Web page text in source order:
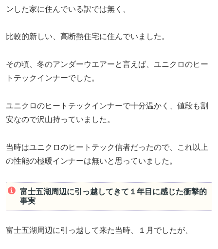
ンした家に住んでいる訳では無く、
比較的新しい、高断熱住宅に住んでいました。
その頃、冬のアンダーウエアーと言えば、ユニクロのヒー
トテックインナーでした。
ユニクロのヒートテックインナーで十分温かく、値段も割
安なので沢山持っていました。
当時はユニクロのヒートテック信者だったので、これ以上
の性能の極暖インナーは無いと思っていました。
富士五湖周辺に引っ越してきて１年目に感じた衝撃的
事実
富士五湖周辺に引っ越して来た当時、１月でしたが、